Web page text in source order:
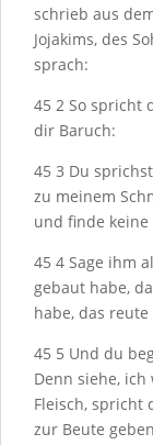
schrieb aus
Jojakims, des
sprach:
45 2 So spricht
dir Baruch:
45 3 Du
zu meinem
und finde keine
45 4 Sage ihm
gebaut habe,
habe, das
45 5 Und du
Denn siehe,
Fleisch, spricht
zur Beute